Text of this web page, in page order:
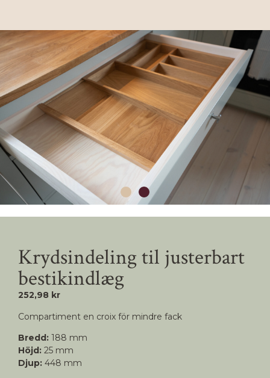
Krydsindeling til justerbart
bestikindlæg
252,98 kr
Compartiment en croix för mindre fack
Bredd: 188 mm
Höjd: 25 mm
Djup: 448 mm